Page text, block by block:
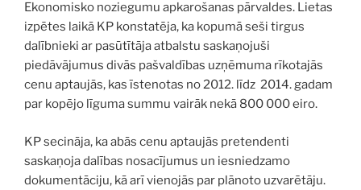
Ekonomisko noziegumu apkarošanas pārvaldes. Lietas
izpētes laikā KP konstatēja, ka kopumā seši tirgus
dalībnieki ar pasūtītāja atbalstu saskaņojuši
piedāvājumus divās pašvaldības uzņēmuma rīkotajās
cenu aptaujās, kas īstenotas no 2012. līdz 2014. gadam
par kopējo līguma summu vairāk nekā 800 000 eiro.
KP secināja, ka abās cenu aptaujās pretendenti
saskaņoja dalības nosacījumus un iesniedzamo
dokumentāciju, kā arī vienojās par plānoto uzvarētāju.